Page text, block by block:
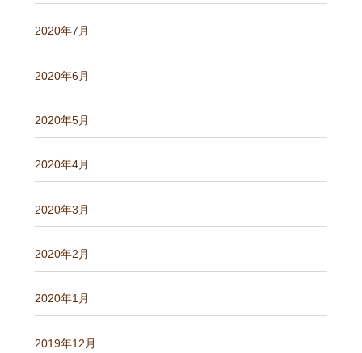
2020年7月
2020年6月
2020年5月
2020年4月
2020年3月
2020年2月
2020年1月
2019年12月